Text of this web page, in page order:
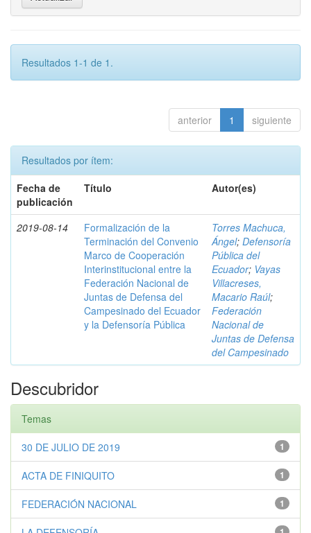
Resultados 1-1 de 1.
anterior 1 siguiente
Resultados por ítem:
Fecha de
publicación
Título Autor(es)
2019-08-14
Formalización de la
Terminación del Convenio
Marco de Cooperación
Interinstitucional entre la
Federación Nacional de
Juntas de Defensa del
Campesinado del Ecuador
y la Defensoría Pública
Torres Machuca,
Ángel; Defensoría
Pública del
Ecuador; Vayas
Villacreses,
Macario Raúl;
Federación
Nacional de
Juntas de Defensa
del Campesinado
Descubridor
Temas
1
30 DE JULIO DE 2019
1
ACTA DE FINIQUITO
1
FEDERACIÓN NACIONAL